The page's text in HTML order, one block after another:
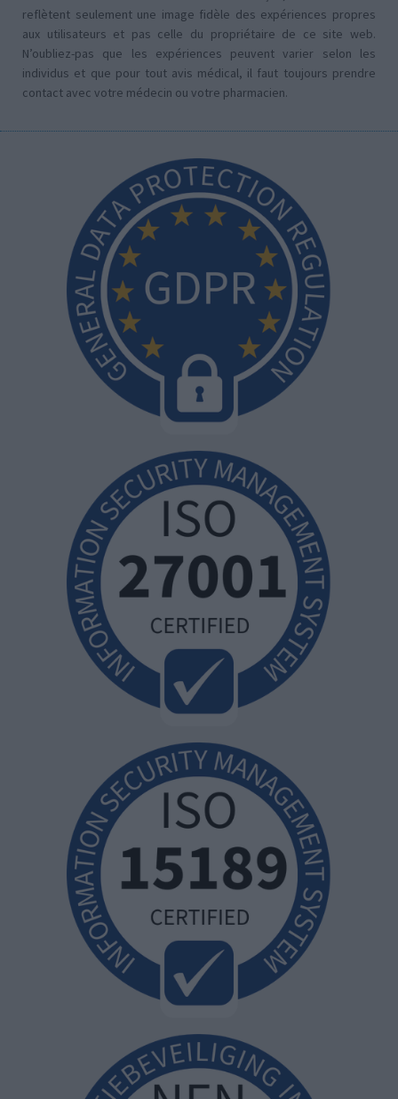
reflètent seulement une image fidèle des expériences propres
aux utilisateurs et pas celle du propriétaire de ce site web.
N’oubliez-pas que les expériences peuvent varier selon les
individus et que pour tout avis médical, il faut toujours prendre
contact avec votre médecin ou votre pharmacien.